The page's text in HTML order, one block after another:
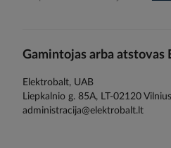
Gamintojas arba atstovas
Elektrobalt, UAB
Liepkalnio g. 85A, LT-02120
administracija@elektrobalt.lt